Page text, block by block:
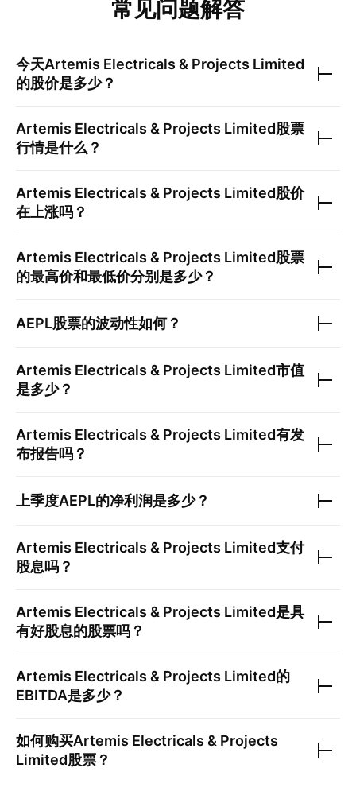
常见问题解答
今天Artemis Electricals & Projects Limited
的股价是多少？
Artemis Electricals & Projects Limited股票
行情是什么？
Artemis Electricals & Projects Limited股价
在上涨吗？
Artemis Electricals & Projects Limited股票
的最高价和最低价分别是多少？
AEPL股票的波动性如何？
Artemis Electricals & Projects Limited市值
是多少？
Artemis Electricals & Projects Limited有发
布报告吗？
上季度AEPL的净利润是多少？
Artemis Electricals & Projects Limited支付
股息吗？
Artemis Electricals & Projects Limited是具
有好股息的股票吗？
Artemis Electricals & Projects Limited的
EBITDA是多少？
如何购买Artemis Electricals & Projects
Limited股票？